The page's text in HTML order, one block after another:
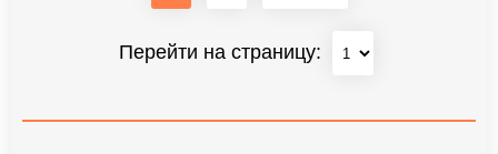
Перейти на страницу: